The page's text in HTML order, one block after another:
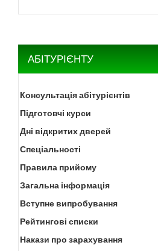
АБІТУРІЄНТУ
Консультація абітурієнтів
Підготовчі курси
Дні відкритих дверей
Спеціальності
Правила прийому
Загальна інформація
Вступне випробування
Рейтингові списки
Накази про зарахування